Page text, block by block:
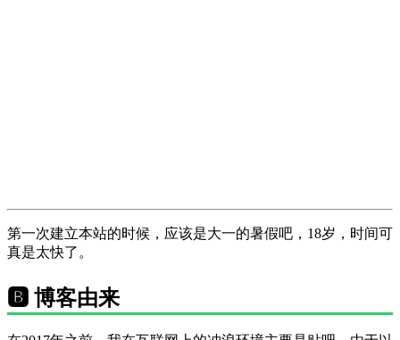
第一次建立本站的时候，应该是大一的暑假吧，18岁，时间可
真是太快了。
🅱️ 博客由来